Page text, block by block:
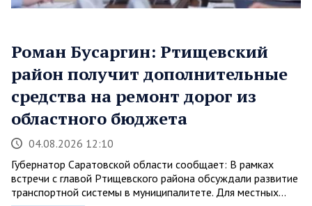
Роман Бусаргин: Ртищевский
район получит дополнительные
средства на ремонт дорог из
областного бюджета
04.08.2026 12:10
Губернатор Саратовской области сообщает: В рамках
встречи с главой Ртищевского района обсуждали развитие
транспортной системы в муниципалитете. Для местных…